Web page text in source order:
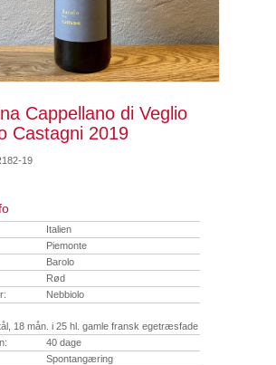
Cappellano di Veglio
Castagni 2019
19
Italien
Piemonte
Barolo
Rød
Nebbiolo
18 mån. i 25 hl. gamle fransk egetræsfade
40 dage
Spontangæring